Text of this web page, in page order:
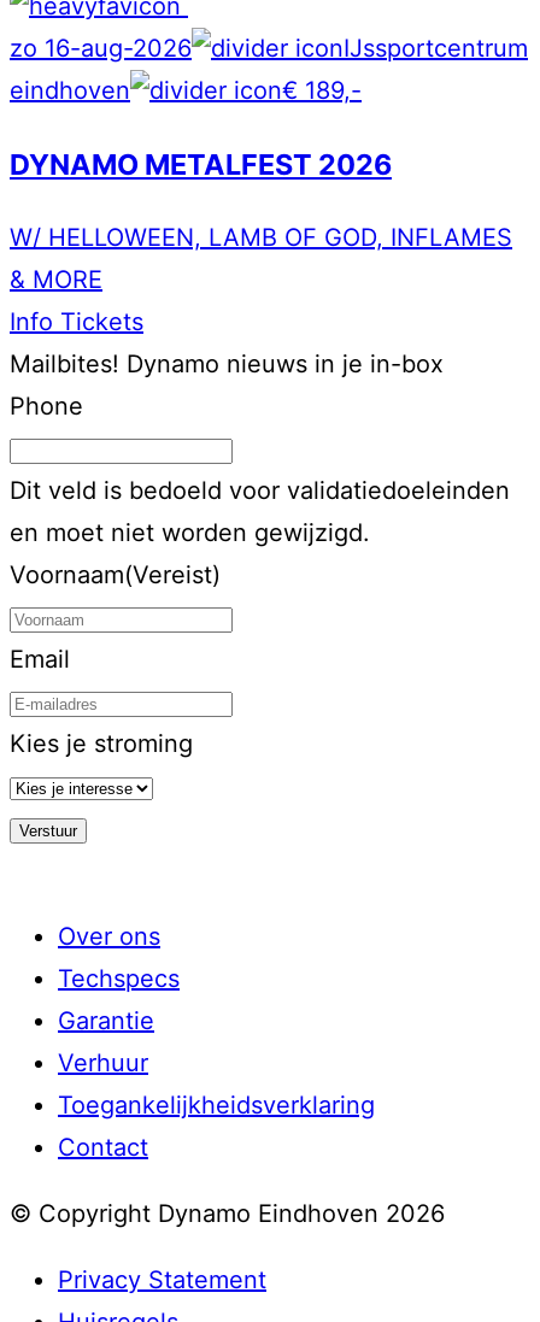
zo 16-aug-2026
IJssportcentrum
eindhoven
€ 189,-
DYNAMO METALFEST 2026
W/ HELLOWEEN, LAMB OF GOD, INFLAMES
& MORE
Info Tickets
Mailbites! Dynamo nieuws in je in-box
Phone
Dit veld is bedoeld voor validatiedoeleinden
en moet niet worden gewijzigd.
Voornaam(Vereist)
Email
Kies je stroming
Over ons
Techspecs
Garantie
Verhuur
Toegankelijkheidsverklaring
Contact
© Copyright Dynamo Eindhoven 2026
Privacy Statement